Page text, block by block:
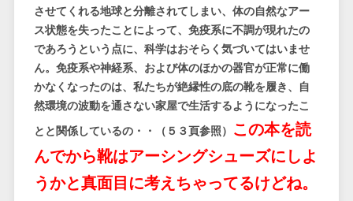
させてくれる地球と分離されてしまい、体の自然なアー
ス状態を失ったことによって、免疫系に不調が現れたの
であろうという点に、科学はおそらく気づいてはいませ
ん。免疫系や神経系、および体のほかの器官が正常に働
かなくなったのは、私たちが絶縁性の底の靴を履き、自
然環境の波動を通さない家屋で生活するようになったこ
とと関係しているの・・（５３頁参照） この本を読
んでから靴はアーシングシューズにしよ
うかと真面目に考えちゃってるけどね。